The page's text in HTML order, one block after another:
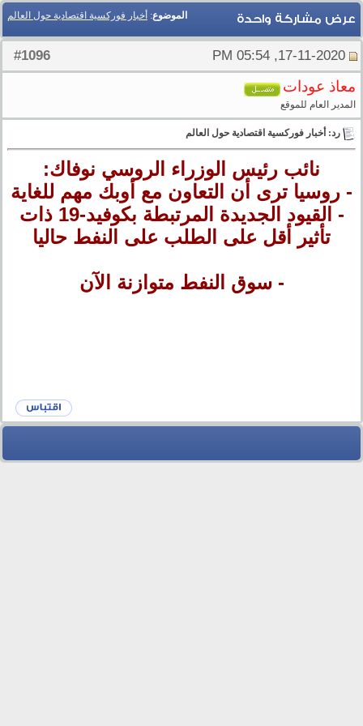
الموضوع: أخبار فوركسية اقتصادية حول العالم عرض مشاركة واحدة
1096
معاذ عودات
المدير العام للموقع
رد: أخبار فوركسية اقتصادية حول العالم
نائب رئيس الوزراء الروسي نوفاك:
- روسيا ترى أن التعاون مع أوبك مهم للغاية
- القيود الجديدة المرتبطة بكوفيد-19 ذات
تأثير أقل على الطلب على النفط حاليا
- سوق النفط متوازنة الآن